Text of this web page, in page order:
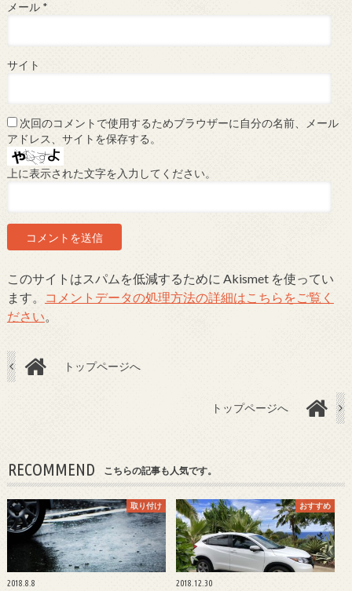
メール *
サイト
次回のコメントで使用するためブラウザーに自分の名前、メール
アドレス、サイトを保存する。
上に表示された文字を入力してください。
このサイトはスパムを低減するために Akismet を使ってい
ます。
コメントデータの処理方法の詳細はこちらをご覧く
ださい。
トップページへ
トップページへ
RECOMMEND こちらの記事も人気です。
取り付け
2018.8.8
おすすめ
2018.12.30